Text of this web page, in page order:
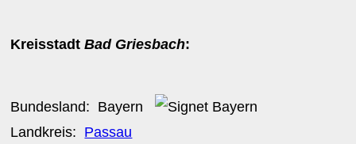
KreisstadtBad Griesbach:
Bundesland: Bayern
Landkreis: Passau